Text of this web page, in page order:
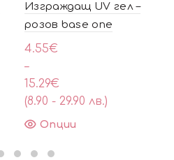
Изграждащ UV гел –
розов base one
4.55€
–
15.29€
Price
range:
4.55€
through
15.29€
(8.90 - 29.90 лв.)
Опции